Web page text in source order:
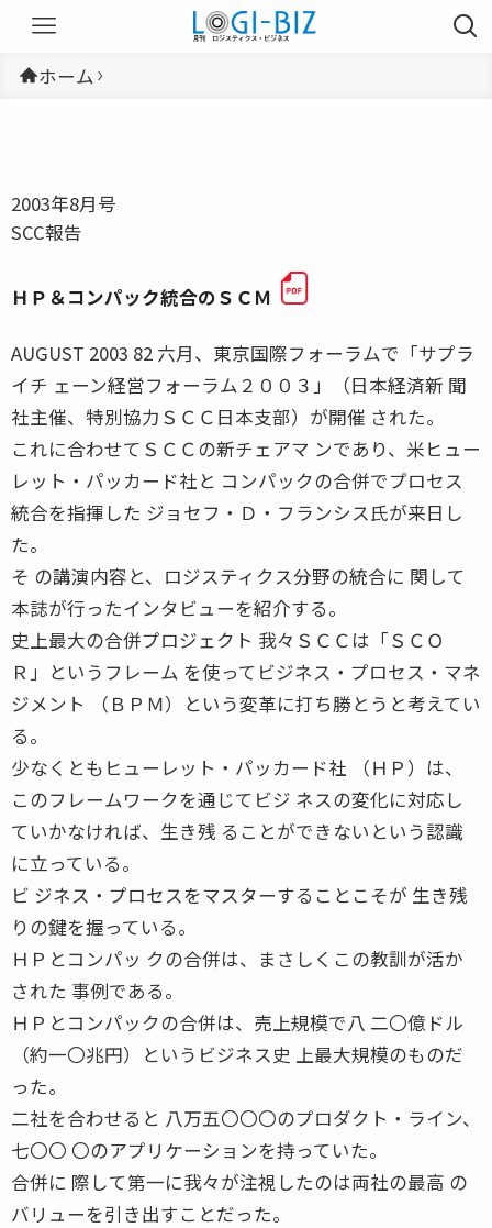
ホーム
2003年8月号
SCC報告
ＨＰ＆コンパック統合のＳＣＭ
AUGUST 2003 82 六月、東京国際フォーラムで「サプラ
イチ ェーン経営フォーラム２００３」（日本経済新 聞
社主催、特別協力ＳＣＣ日本支部）が開催 された。
これに合わせてＳＣＣの新チェアマ ンであり、米ヒュー
レット・パッカード社と コンパックの合併でプロセス
統合を指揮した ジョセフ・Ｄ・フランシス氏が来日し
た。
そ の講演内容と、ロジスティクス分野の統合に 関して
本誌が行ったインタビューを紹介する。
史上最大の合併プロジェクト 我々ＳＣＣは「ＳＣＯ
Ｒ」というフレーム を使ってビジネス・プロセス・マネ
ジメント （ＢＰＭ）という変革に打ち勝とうと考えてい
る。
少なくともヒューレット・パッカード社 （ＨＰ）は、
このフレームワークを通じてビジ ネスの変化に対応し
ていかなければ、生き残 ることができないという認識
に立っている。
ビ ジネス・プロセスをマスターすることこそが 生き残
りの鍵を握っている。
ＨＰとコンパッ クの合併は、まさしくこの教訓が活か
された 事例である。
ＨＰとコンパックの合併は、売上規模で八 二〇億ドル
（約一〇兆円）というビジネス史 上最大規模のものだ
った。
二社を合わせると 八万五〇〇〇のプロダクト・ライン、
七〇〇 〇のアプリケーションを持っていた。
合併に 際して第一に我々が注視したのは両社の最高 の
バリューを引き出すことだった。